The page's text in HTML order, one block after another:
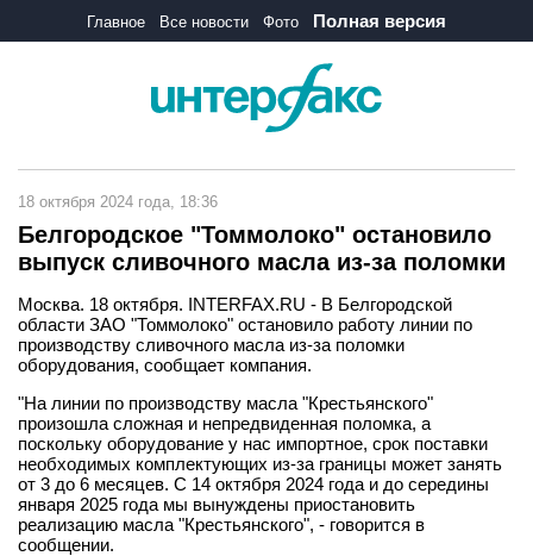
Главное Все новости Фото Полная версия
18 октября 2024 года, 18:36
Белгородское "Томмолоко" остановило
выпуск сливочного масла из-за поломки
Москва. 18 октября. INTERFAX.RU - В Белгородской
области ЗАО "Томмолоко" остановило работу линии по
производству сливочного масла из-за поломки
оборудования, сообщает компания.
"На линии по производству масла "Крестьянского"
произошла сложная и непредвиденная поломка, а
поскольку оборудование у нас импортное, срок поставки
необходимых комплектующих из-за границы может занять
от 3 до 6 месяцев. С 14 октября 2024 года и до середины
января 2025 года мы вынуждены приостановить
реализацию масла "Крестьянского", - говорится в
сообщении.